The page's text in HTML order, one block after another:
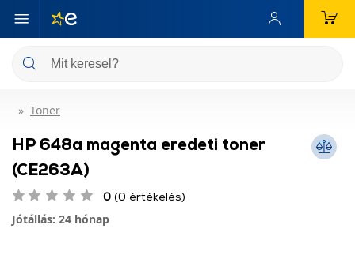
Toner
HP 648a magenta eredeti toner
(CE263A)
0 (0 értékelés)
Jótállás: 24 hónap